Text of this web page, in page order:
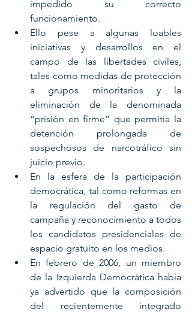
impedido su correcto
funcionamiento.
Ello pese a algunas loables
iniciativas y desarrollos en el
campo de las libertades civiles,
tales como medidas de protección
a grupos minoritarios y la
eliminación de la denominada
“prisión en firme” que permitía la
detención prolongada de
sospechosos de narcotráfico sin
juicio previo.
En la esfera de la participación
democrática, tal como reformas en
la regulación del gasto de
campaña y reconocimiento a todos
los candidatos presidenciales de
espacio gratuito en los medios.
En febrero de 2006, un miembro
de la Izquierda Democrática había
ya advertido que la composición
del recientemente integrado